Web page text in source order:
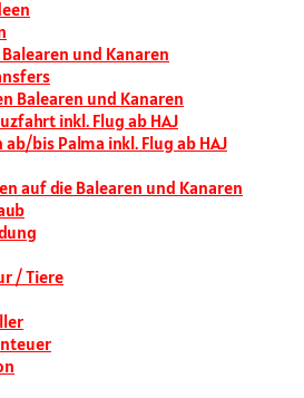
und Kanaren
Balearen und Kanaren
inkl. Flug ab HAJ
bis Palma inkl. Flug ab HAJ
auf die Balearen und Kanaren
/ Tiere